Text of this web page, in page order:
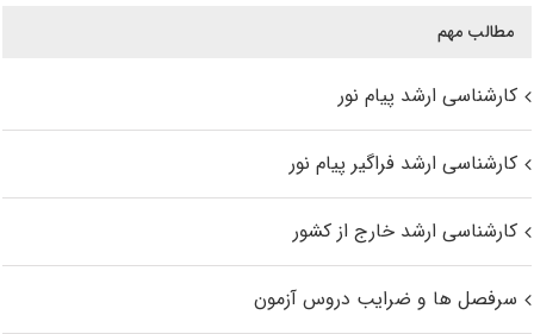
مطالب مهم
کارشناسی ارشد پیام نور
کارشناسی ارشد فراگیر پیام نور
کارشناسی ارشد خارج از کشور
سرفصل ها و ضرایب دروس آزمون